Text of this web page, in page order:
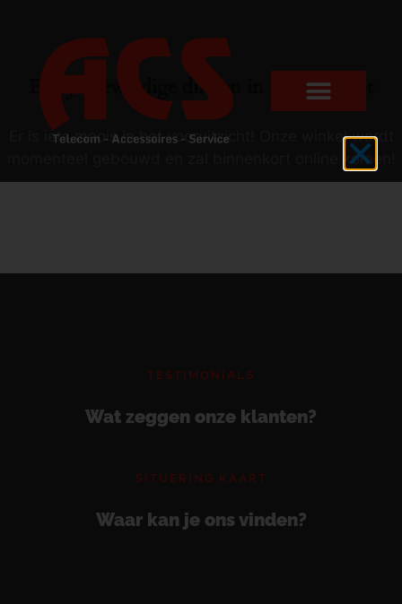
Er zijn geweldige dingen in het verschiet
Er is iets moois in het vooruitzicht! Onze winkel wordt
momenteel gebouwd en zal binnenkort online komen!
TESTIMONIALS
Wat zeggen onze klanten?
SITUERING KAART
Waar kan je ons vinden?